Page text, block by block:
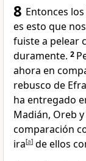
8 Entonces
es esto que
fuiste a pelear
duramente. 2
ahora en
rebusco de
ha entregado
Madián, Oreb
comparación
ira[a] de ellos